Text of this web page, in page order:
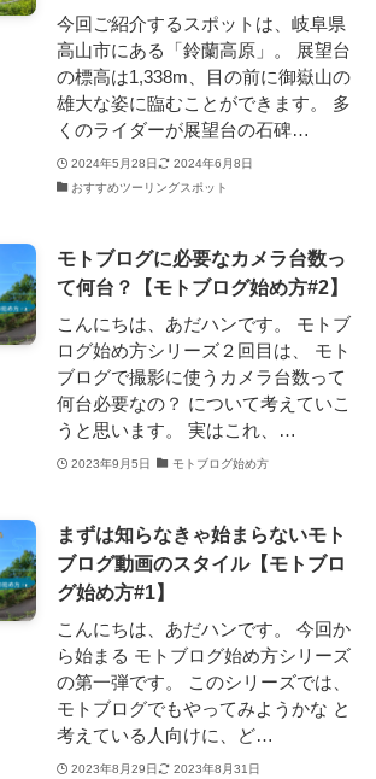
今回ご紹介するスポットは、岐阜県
高山市にある「鈴蘭高原」。 展望台
の標高は1,338m、目の前に御嶽山の
雄大な姿に臨むことができます。 多
くのライダーが展望台の石碑…
2024年5月28日
2024年6月8日
おすすめツーリングスポット
モトブログに必要なカメラ台数っ
て何台？【モトブログ始め方#2】
こんにちは、あだハンです。 モトブ
ログ始め方シリーズ２回目は、 モト
ブログで撮影に使うカメラ台数って
何台必要なの？ について考えていこ
うと思います。 実はこれ、…
2023年9月5日 モトブログ始め方
まずは知らなきゃ始まらないモト
ブログ動画のスタイル【モトブロ
グ始め方#1】
こんにちは、あだハンです。 今回か
ら始まる モトブログ始め方シリーズ
の第一弾です。 このシリーズでは、
モトブログでもやってみようかな と
考えている人向けに、ど…
2023年8月29日
2023年8月31日